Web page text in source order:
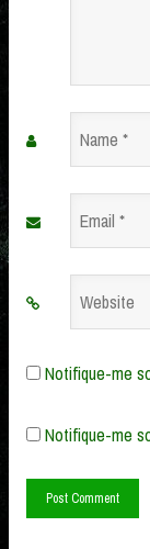
Name
Email
Website
Notifique-me
Notifique-me